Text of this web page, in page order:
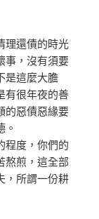
還債的時光
事，沒有須要
是這麼大膽
有很年夜的善
的惡債惡緣要
度，你們的
熬煎，這全部
，所謂一份耕